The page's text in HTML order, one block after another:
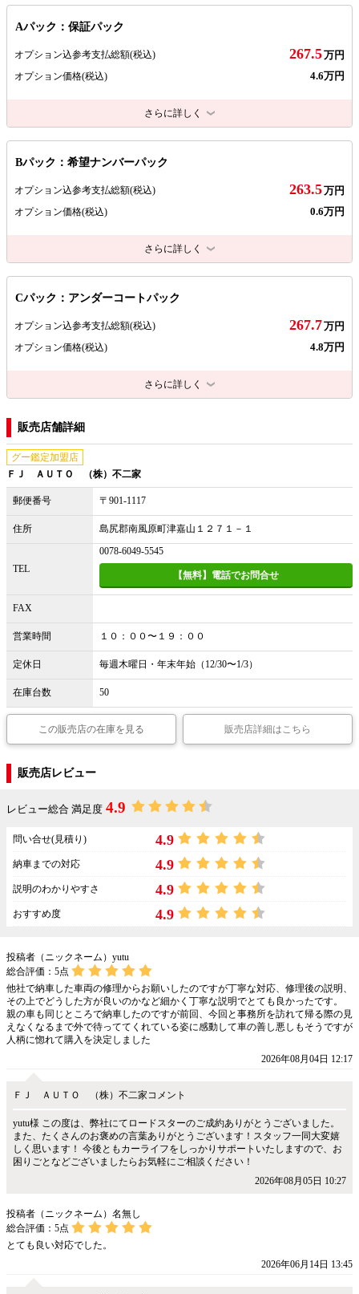
Aパック：保証パック
オプション込参考支払総額(税込) 267.5万円
オプション価格(税込) 4.6万円
さらに詳しく
Bパック：希望ナンバーパック
オプション込参考支払総額(税込) 263.5万円
オプション価格(税込) 0.6万円
さらに詳しく
Cパック：アンダーコートパック
オプション込参考支払総額(税込) 267.7万円
オプション価格(税込) 4.8万円
さらに詳しく
販売店舗詳細
グー鑑定加盟店
ＦＪ ＡＵＴＯ （株）不二家
郵便番号 〒901-1117
住所 島尻郡南風原町津嘉山１２７１－１
TEL
0078-6049-5545
【無料】電話でお問合せ
FAX
営業時間 １０：００〜１９：００
定休日 毎週木曜日・年末年始（12/30〜1/3）
在庫台数 50
この販売店の在庫を見る 販売店詳細はこちら
販売店レビュー
レビュー総合 満足度 4.9
問い合せ(見積り) 4.9
納車までの対応 4.9
説明のわかりやすさ 4.9
おすすめ度 4.9
投稿者（ニックネーム）yutu
総合評価： 5点
他社で納車した車両の修理からお願いしたのですが丁寧な対応、修理後の説明、
その上でどうした方が良いのかなど細かく丁寧な説明でとても良かったです。
親の車も同じところで納車したのですが前回、今回と事務所を訪れて帰る際の見
えなくなるまで外で待っててくれている姿に感動して車の善し悪しもそうですが
人柄に惚れて購入を決定しました
2026年08月04日 12:17
ＦＪ ＡＵＴＯ （株）不二家コメント
yutu様 この度は、弊社にてロードスターのご成約ありがとうございました。
また、たくさんのお褒めの言葉ありがとうございます！スタッフ一同大変嬉
しく思います！ 今後ともカーライフをしっかりサポートいたしますので、お
困りごとなどございましたらお気軽にご相談ください！
2026年08月05日 10:27
投稿者（ニックネーム）名無し
総合評価： 5点
とても良い対応でした。
2026年06月14日 13:45